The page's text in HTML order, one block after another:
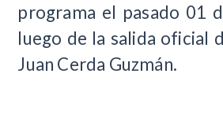
programa el pasado 01
luego de la salida oficial
Juan Cerda Guzmán.